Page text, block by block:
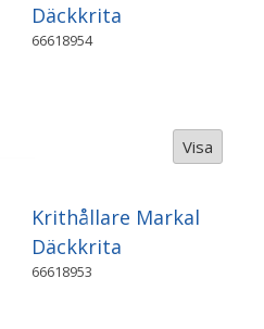
Däckkrita
66618954
Visa
Krithållare Markal
Däckkrita
66618953